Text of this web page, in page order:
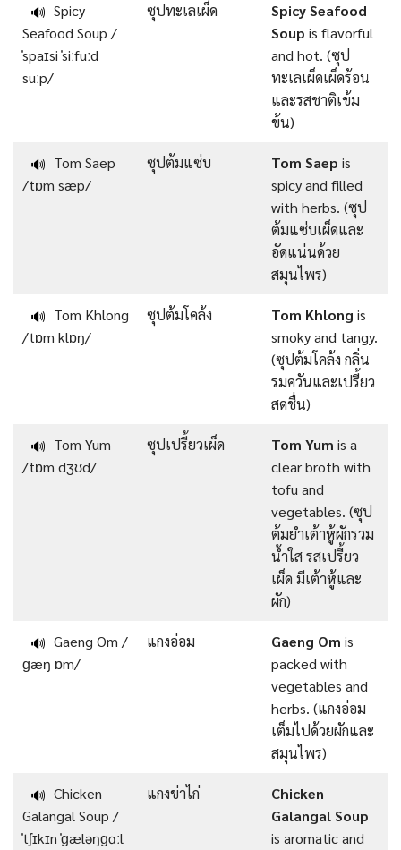
🔊 Spicy
Seafood Soup /
ˈspaɪsi ˈsiːfuːd
suːp/
ซุปทะเลเผ็ด
Spicy Seafood
Soup is flavorful
and hot. (ซุป
ทะเลเผ็ดเผ็ดร้อน
และรสชาติเข้ม
ข้น)
🔊 Tom Saep
/tɒm sæp/
ซุปต้มแซ่บ Tom Saep is
spicy and filled
with herbs. (ซุป
ต้มแซ่บเผ็ดและ
อัดแน่นด้วย
สมุนไพร)
🔊 Tom Khlong
/tɒm klɒŋ/
ซุปต้มโคล้ง Tom Khlong is
smoky and tangy.
(ซุปต้มโคล้ง กลิ่น
รมควันและเปรี้ยว
สดชื่น)
🔊 Tom Yum
/tɒm dʒʊd/
ซุปเปรี้ยวเผ็ด Tom Yum is a
clear broth with
tofu and
vegetables. (ซุป
ต้มยำเต้าหู้ผักรวม
น้ำใส รสเปรี้ยว
เผ็ด มีเต้าหู้และ
ผัก)
🔊 Gaeng Om /
ɡæŋ ɒm/
แกงอ่อม Gaeng Om is
packed with
vegetables and
herbs. (แกงอ่อม
เต็มไปด้วยผักและ
สมุนไพร)
🔊 Chicken
Galangal Soup /
ˈtʃɪkɪn ˈɡæləŋɡɑːl
แกงข่าไก่
Chicken
Galangal Soup
is aromatic and